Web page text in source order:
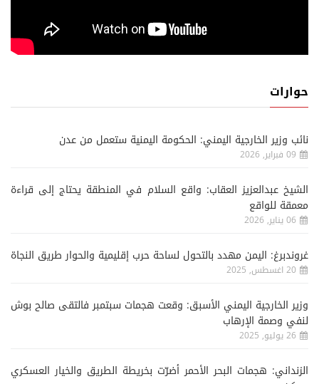
حوارات
نائب وزير الخارجية اليمني: الحكومة اليمنية ستعمل من عدن
09 فبراير, 2026
الشيخ عبدالعزيز العقاب: واقع السلام في المنطقة يحتاج إلى قراءة
معمقة للواقع
06 يناير, 2026
غروندبرغ: اليمن مهدد بالتحول لساحة حرب إقليمية والحوار طريق النجاة
20 اغسطس, 2025
وزير الخارجية اليمني الأسبق: وقعت هجمات سبتمبر فالتقى صالح بوش
لنفي وصمة الإرهاب
26 يوليو, 2025
الزنداني: هجمات البحر الأحمر أضرّت بخريطة الطريق والخيار العسكري